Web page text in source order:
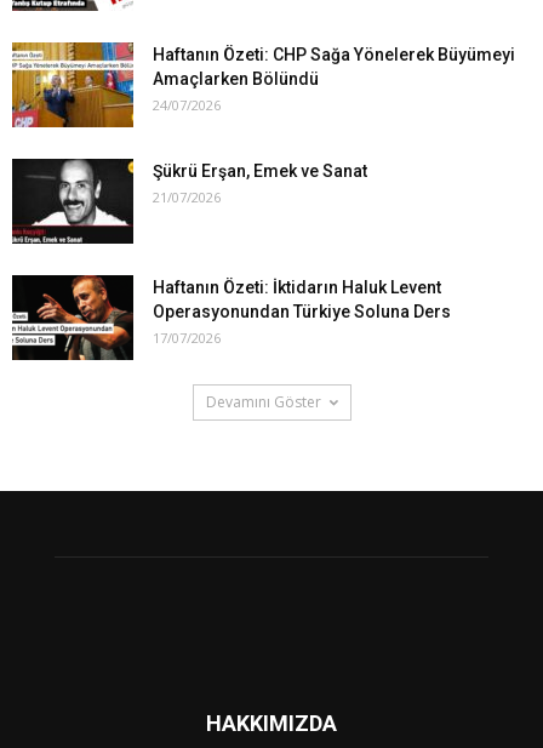
Haftanın Özeti: CHP Sağa Yönelerek Büyümeyi
Amaçlarken Bölündü
24/07/2026
Şükrü Erşan, Emek ve Sanat
21/07/2026
Haftanın Özeti: İktidarın Haluk Levent
Operasyonundan Türkiye Soluna Ders
17/07/2026
Devamını Göster
HAKKIMIZDA